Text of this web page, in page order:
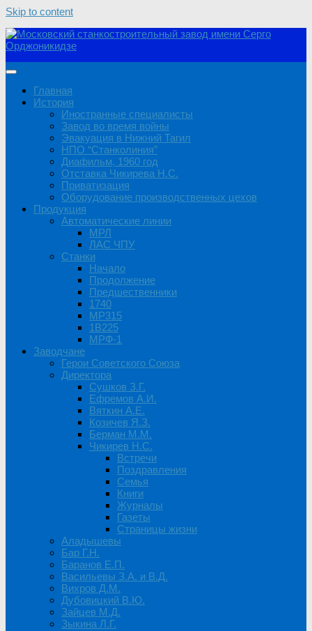
Skip to content
Главная
История
Иностранные специалисты
Завод во время войны
Эвакуация в Нижний Тагил
НПО “Станколиния”
Диафильм, 1960 год
Отставка Чикирева Н.С.
Приватизация
Оборудование производственных цехов
Продукция
Автоматические линии
МРЛ
ЛАС ЧПУ
Станки
Начало
Продолжение
Предшественники
1740
MP315
1B225
МРФ-1
Заводчане
Герои Советского Союза
Директора
Сушков З.Г.
Ефремов А.И.
Вяткин А.Е.
Козичев Я.З.
Берман М.М.
Чикирев Н.С.
Встречи
Поздравления
Семья
Книги
Журналы
Газеты
Страницы жизни
Аладышевы
Бар Г.Н.
Баранов Е.П.
Васильевы З.А. и В.Д.
Вихров Д.М.
Дубовицкий В.Ю.
Зайцев М.Д.
Зыкина Л.Г.